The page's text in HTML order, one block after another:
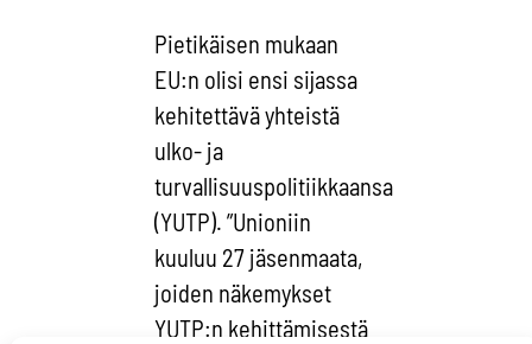
Pietikäisen mukaan
EU:n olisi ensi sijassa
kehitettävä yhteistä
ulko- ja
turvallisuuspolitiikkaansa
(YUTP). ”Unioniin
kuuluu 27 jäsenmaata,
joiden näkemykset
YUTP:n kehittämisestä